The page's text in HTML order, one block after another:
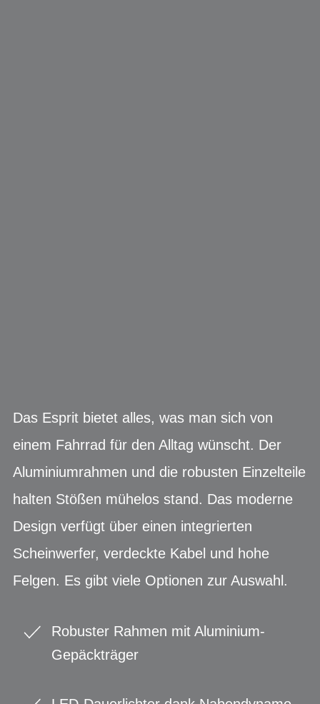
Das Esprit bietet alles, was man sich von
einem Fahrrad für den Alltag wünscht. Der
Aluminiumrahmen und die robusten Einzelteile
halten Stößen mühelos stand. Das moderne
Design verfügt über einen integrierten
Scheinwerfer, verdeckte Kabel und hohe
Felgen. Es gibt viele Optionen zur Auswahl.
Robuster Rahmen mit Aluminium-
Gepäckträger